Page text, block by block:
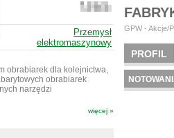
GPW - Akcje/
PROFIL
555
350
Przemysł
elektromaszynowy
obrabiarek dla kolejnictwa,
obrabiarek
narzędzi
więcej »